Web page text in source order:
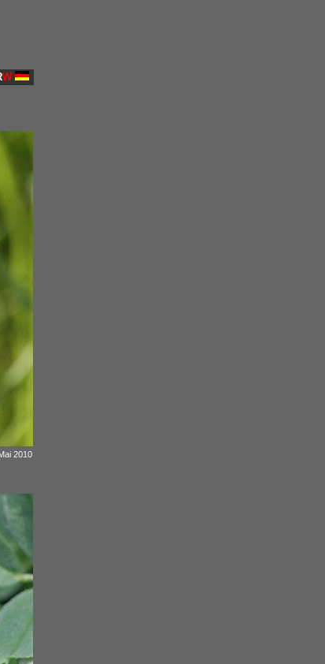
W
2010